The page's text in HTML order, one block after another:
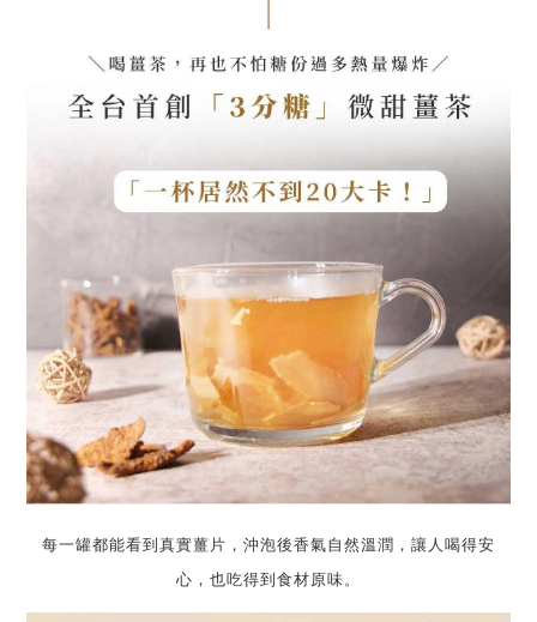
每一罐都能看到真實薑片， 沖泡後香氣自然溫潤，讓人喝得安
心，也吃得到食材原味。